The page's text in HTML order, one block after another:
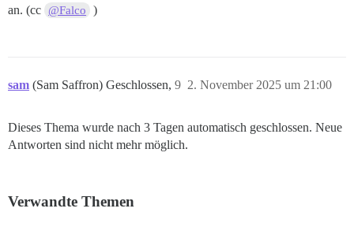
an. (cc @Falco )
sam (Sam Saffron) Geschlossen, 2. November 2025 um 21:00
9
Dieses Thema wurde nach 3 Tagen automatisch geschlossen. Neue
Antworten sind nicht mehr möglich.
Verwandte Themen